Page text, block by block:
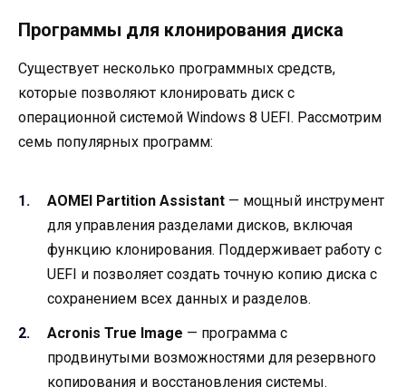
Программы для клонирования диска
Существует несколько программных средств,
которые позволяют клонировать диск с
операционной системой Windows 8 UEFI. Рассмотрим
семь популярных программ:
AOMEI Partition Assistant — мощный инструмент
для управления разделами дисков, включая
функцию клонирования. Поддерживает работу с
UEFI и позволяет создать точную копию диска с
сохранением всех данных и разделов.
Acronis True Image — программа с
продвинутыми возможностями для резервного
копирования и восстановления системы.